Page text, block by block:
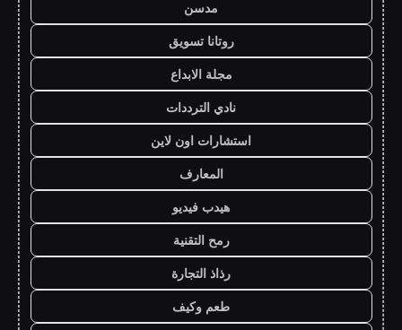
مدسن
روتانا تسويق
مجلة الابداع
نادي الترددات
استشارات اون لاين
المعارف
هيدب فيديو
رمح التقنية
رذاذ التجارة
طعم وكيف